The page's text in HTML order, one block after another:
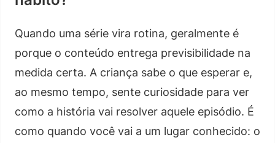
Quando uma série vira rotina, geralmente é
porque o conteúdo entrega previsibilidade na
medida certa. A criança sabe o que esperar e,
ao mesmo tempo, sente curiosidade para ver
como a história vai resolver aquele episódio. É
como quando você vai a um lugar conhecido: o